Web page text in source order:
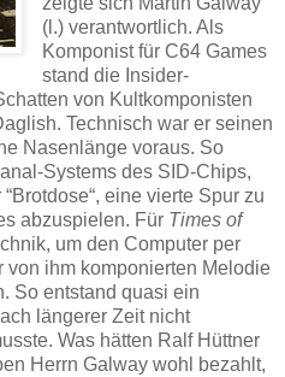
(l.) verantwortlich. Als
Komponist für C64 Games
stand die Insider-
von Kultkomponisten
Technisch war er seinen
Nasenlänge voraus. So
Systems des SID-Chips,
eine vierte Spur zu
abzuspielen. Für Times of
um den Computer per
von ihm komponierten Melodie
So entstand quasi ein
längerer Zeit nicht
Was hätten Ralf Hüttner
Herrn Galway wohl bezahlt,